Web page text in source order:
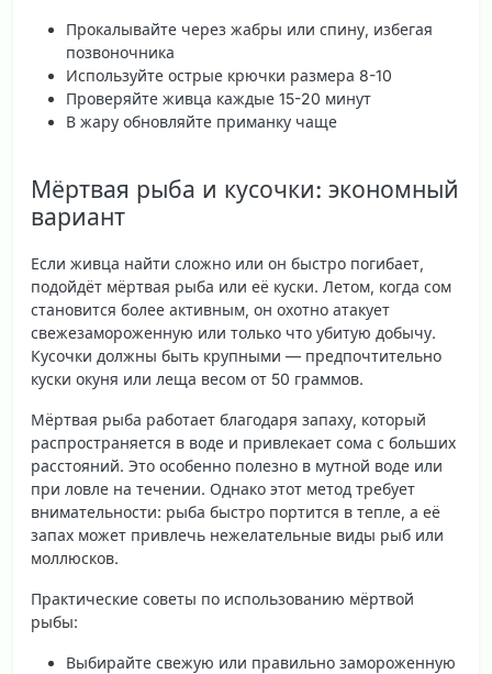
Прокалывайте через жабры или спину, избегая
позвоночника
Используйте острые крючки размера 8-10
Проверяйте живца каждые 15-20 минут
В жару обновляйте приманку чаще
Мёртвая рыба и кусочки: экономный
вариант
Если живца найти сложно или он быстро погибает,
подойдёт мёртвая рыба или её куски. Летом, когда сом
становится более активным, он охотно атакует
свежезамороженную или только что убитую добычу.
Кусочки должны быть крупными — предпочтительно
куски окуня или леща весом от 50 граммов.
Мёртвая рыба работает благодаря запаху, который
распространяется в воде и привлекает сома с больших
расстояний. Это особенно полезно в мутной воде или
при ловле на течении. Однако этот метод требует
внимательности: рыба быстро портится в тепле, а её
запах может привлечь нежелательные виды рыб или
моллюсков.
Практические советы по использованию мёртвой
рыбы:
Выбирайте свежую или правильно замороженную